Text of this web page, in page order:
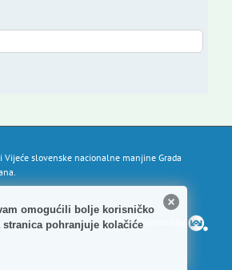
slovenske nacionalne manjine Grada
Powered by
omogućili bolje korisničko
stranica pohranjuje kolačiće